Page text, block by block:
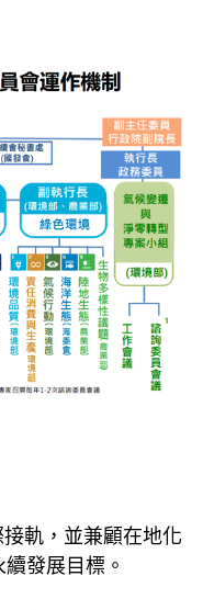
軌，並兼顧在地化
發展目標。